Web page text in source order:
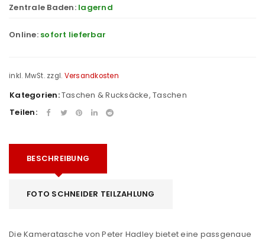
Zentrale Baden: lagernd
Online: sofort lieferbar
inkl. MwSt. zzgl. Versandkosten
Kategorien:Taschen & Rucksäcke, Taschen
Teilen:
BESCHREIBUNG
FOTO SCHNEIDER TEILZAHLUNG
Die Kameratasche von Peter Hadley bietet eine passgenaue